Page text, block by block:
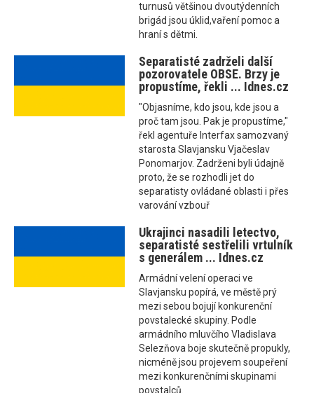
turnusů většinou dvoutýdenních
brigád jsou úklid,vaření pomoc a
hraní s dětmi.
Separatisté zadrželi další
pozorovatele OBSE. Brzy je
propustíme, řekli ... Idnes.cz
"Objasníme, kdo jsou, kde jsou a
proč tam jsou. Pak je propustíme,"
řekl agentuře Interfax samozvaný
starosta Slavjansku Vjačeslav
Ponomarjov. Zadrženi byli údajně
proto, že se rozhodli jet do
separatisty ovládané oblasti i přes
varování vzbouř
Ukrajinci nasadili letectvo,
separatisté sestřelili vrtulník
s generálem ... Idnes.cz
Armádní velení operaci ve
Slavjansku popírá, ve městě prý
mezi sebou bojují konkurenční
povstalecké skupiny. Podle
armádního mluvčího Vladislava
Selezňova boje skutečně propukly,
nicméně jsou projevem soupeření
mezi konkurenčními skupinami
povstalců.